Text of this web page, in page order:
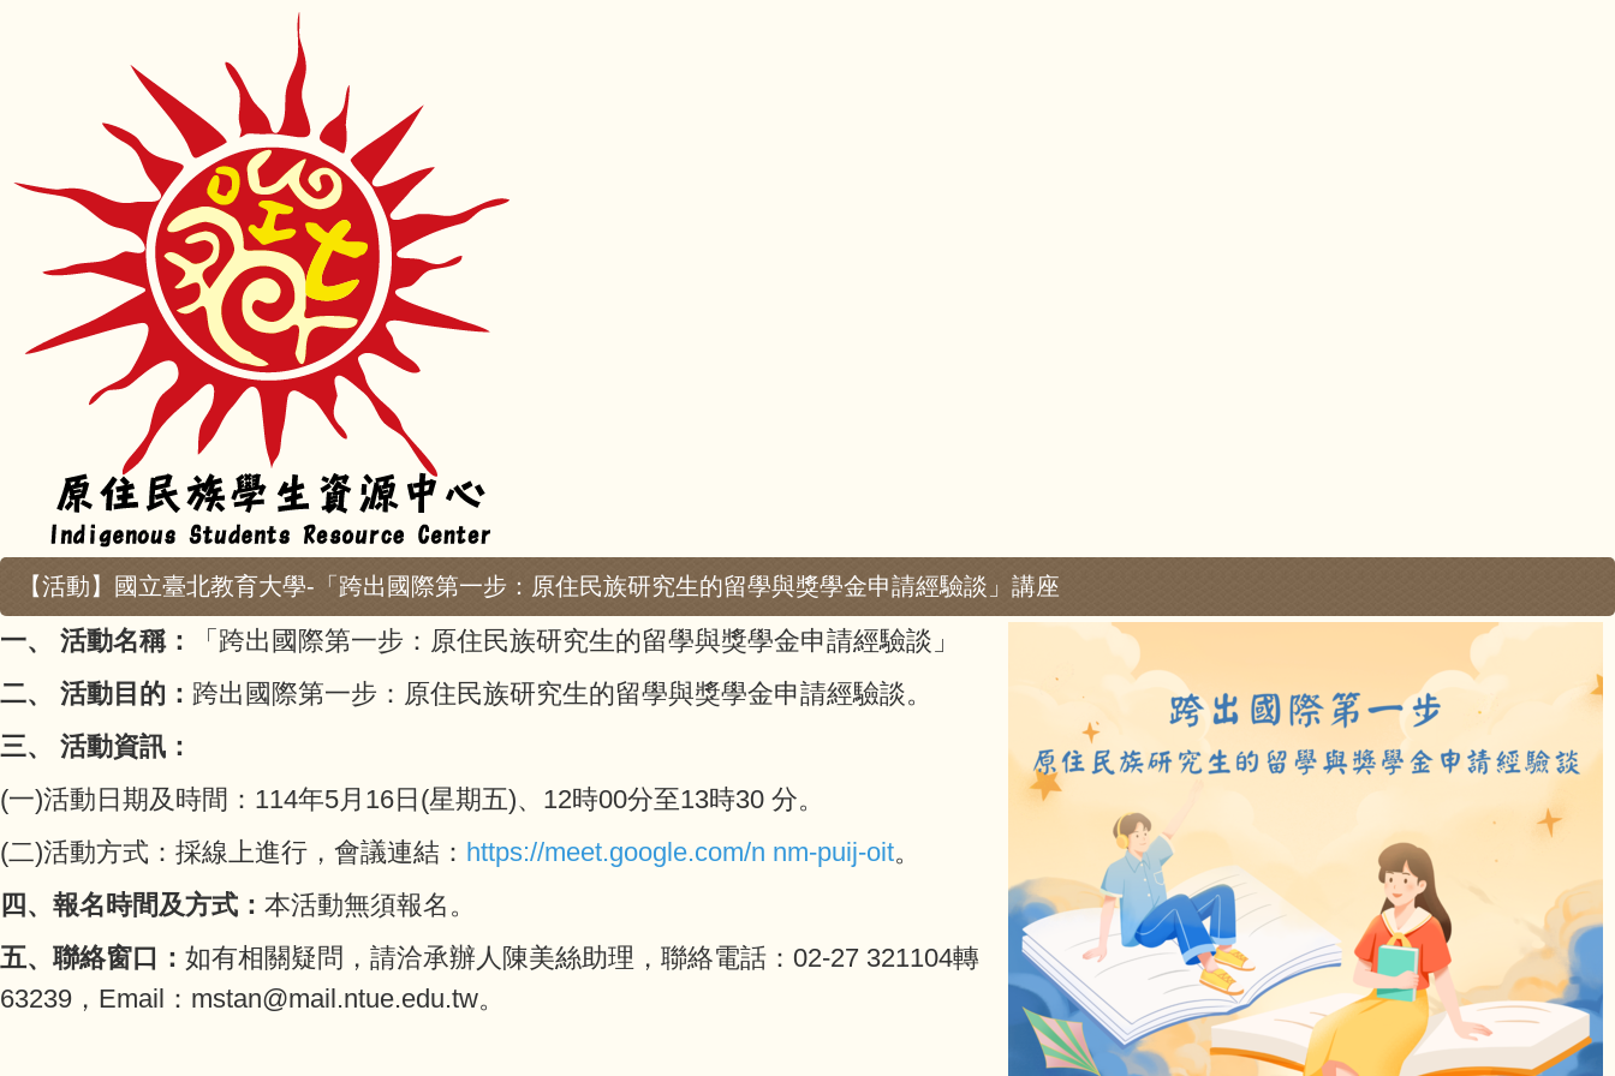
【活動】國立臺北教育大學-「跨出國際第一步：原住民族研究生的留學與獎學金申請經驗談」講座
一、 活動名稱：
「跨出國際第一步：原住民族研究生的留學與獎學金申請經驗談」
二、 活動目的： 跨出國際第一步：原住民族研究生的留學與獎學金申請經驗談。
三、 活動資訊：
(一)活動日期及時間：114年5月16日(星期五)、 12時00分至13時30 分。
(二)活動方式：採線上進行，會議連結： https://meet.google.com/n nm-puij-oit。
四、報名時間及方式： 本活動無須報名。
五、聯絡窗口： 如有相關疑問，請洽承辦人陳美絲助理，聯絡電話：02-27 321104轉
63239，Email：mstan@mail.ntue.edu.tw。